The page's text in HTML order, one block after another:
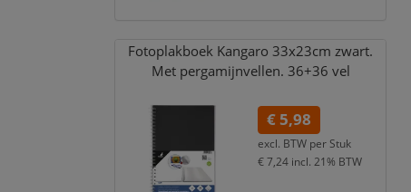
Fotoplakboek Kangaro 33x23cm zwart.
Met pergamijnvellen. 36+36 vel
€ 5,98
excl. BTW per Stuk
€ 7,24 incl. 21% BTW